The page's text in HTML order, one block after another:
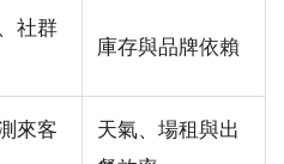
社群
庫存與品牌依賴
來客
天氣、場租與出